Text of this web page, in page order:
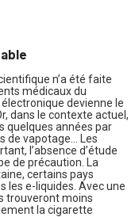
n’a été faite
médicaux du
devienne le
dans le contexte actuel,
quelques années par
de vapotage… Les
l’absence d’étude
de précaution. La
certains pays
les e-liquides. Avec une
trouveront moins
la cigarette